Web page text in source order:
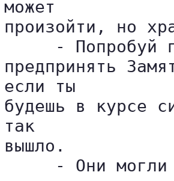
может
произойти, но
- Попробуй
предпринять
если ты
будешь в курсе
так
вышло.
- Они